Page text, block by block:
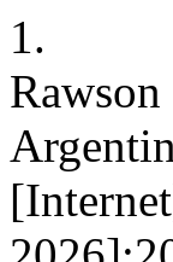
1.